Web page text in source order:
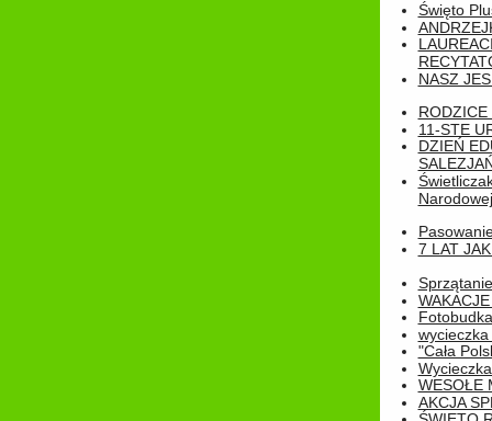
Święto
NASZ
RODZICE
11-STE
DZIEŃ
Narodowej
7 LAT
Fotobudka
"Cała
WESOŁE
AKCJA